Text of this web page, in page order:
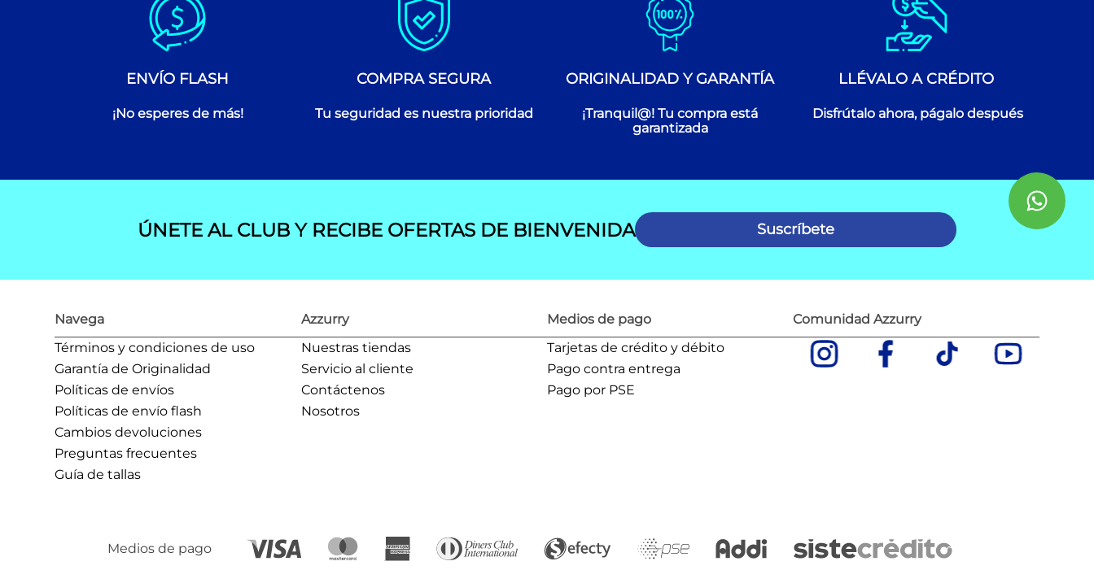
ENVÍO FLASH
¡No esperes de más!
COMPRA SEGURA
Tu seguridad es nuestra prioridad
ORIGINALIDAD Y GARANTÍA
¡Tranquil@! Tu compra está
garantizada
LLÉVALO A CRÉDITO
Disfrútalo ahora, págalo después
ÚNETE AL CLUB Y RECIBE OFERTAS DE BIENVENIDA Suscríbete
Navega
Términos y condiciones de uso
Garantía de Originalidad
Políticas de envíos
Políticas de envío flash
Cambios devoluciones
Preguntas frecuentes
Guía de tallas
Azzurry
Nuestras tiendas
Servicio al cliente
Contáctenos
Nosotros
Medios de pago
Tarjetas de crédito y débito
Pago contra entrega
Pago por PSE
Comunidad Azzurry
Medios de pago